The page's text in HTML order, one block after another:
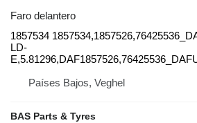
Faro delantero
1857534
LD-
Países Bajos, Veghel
BAS Parts & Tyres